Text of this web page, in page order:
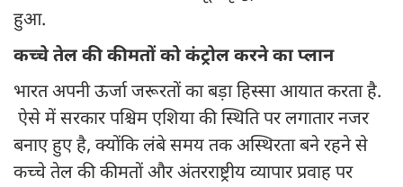
हुआ.
कच्चे तेल की कीमतों को कंट्रोल करने का प्लान
भारत अपनी ऊर्जा जरूरतों का बड़ा हिस्सा आयात करता है.
ऐसे में सरकार पश्चिम एशिया की स्थिति पर लगातार नजर
बनाए हुए है, क्योंकि लंबे समय तक अस्थिरता बने रहने से
कच्चे तेल की कीमतों और अंतरराष्ट्रीय व्यापार प्रवाह पर